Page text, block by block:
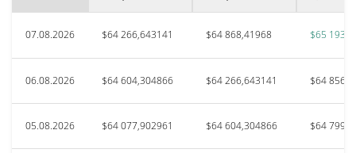
07.08.2026 $64 266,643141 $64 868,41968 $65
06.08.2026 $64 604,304866 $64 266,643141 $64
05.08.2026 $64 077,902961 $64 604,304866 $64